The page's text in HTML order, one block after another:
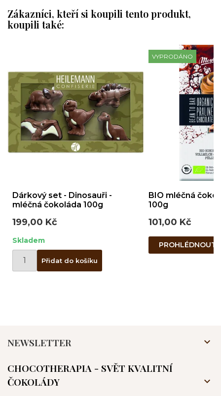
Zákazníci, kteří si koupili tento produkt,
koupili také:
Dárkový set - Dinosauři -
mléčná čokoláda 100g
199,00 Kč
Skladem
Přidat do košíku
VYPRODÁNO
BIO mléčná
100g
101,00 Kč
PROHLÉDNOUT
NEWSLETTER 
CHOCOTHERAPIA - SVĚT KVALITNÍ
ČOKOLÁDY
